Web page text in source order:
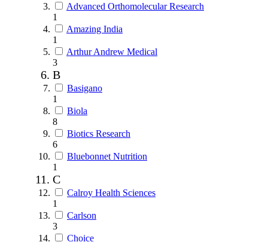
Advanced Orthomolecular Research
1
Amazing India
1
Arthur Andrew Medical
3
B
Basigano
1
Biola
8
Biotics Research
6
Bluebonnet Nutrition
1
C
Calroy Health Sciences
1
Carlson
3
Choice